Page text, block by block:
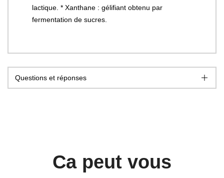
lactique. * Xanthane : gélifiant obtenu par
fermentation de sucres.
Questions et réponses
Ca peut vous